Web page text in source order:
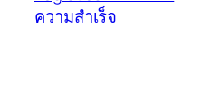
ความสำเร็จ